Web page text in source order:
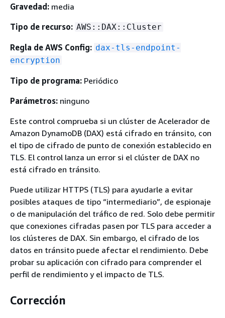
Gravedad: media
Tipo de recurso: AWS::DAX::Cluster
Regla de AWS Config: dax-tls-endpoint-
encryption
Tipo de programa: Periódico
Parámetros: ninguno
Este control comprueba si un clúster de Acelerador de
Amazon DynamoDB (DAX) está cifrado en tránsito, con
el tipo de cifrado de punto de conexión establecido en
TLS. El control lanza un error si el clúster de DAX no
está cifrado en tránsito.
Puede utilizar HTTPS (TLS) para ayudarle a evitar
posibles ataques de tipo “intermediario”, de espionaje
o de manipulación del tráfico de red. Solo debe permitir
que conexiones cifradas pasen por TLS para acceder a
los clústeres de DAX. Sin embargo, el cifrado de los
datos en tránsito puede afectar el rendimiento. Debe
probar su aplicación con cifrado para comprender el
perfil de rendimiento y el impacto de TLS.
Corrección